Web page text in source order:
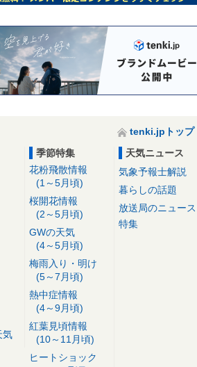
tenki.jpトップ
気
季節特集
花粉飛散情報
(1～5月頃)
桜開花情報
(2～5月頃)
GWの天気
(4～5月頃)
梅雨入り・明け
(5～7月頃)
熱中症情報
(4～9月頃)
紅葉見頃情報
(10～11月頃)
ヒートショック
天気ニュース
気象予報士解説
暮らしの話題
放送局のニュース
特集